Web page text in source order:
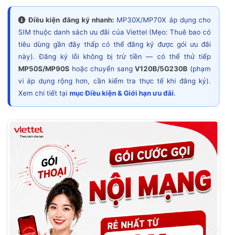
Điều kiện đăng ký nhanh: MP30X/MP70X áp dụng cho
SIM thuộc danh sách ưu đãi của Viettel (Mẹo: Thuê bao có
tiêu dùng gần đây thấp có thể đăng ký được gói ưu đãi
này). Đăng ký lỗi không bị trừ tiền — có thể thử tiếp
MP50S/MP90S hoặc chuyển sangV120B/5G230B (phạm
vi áp dụng rộng hơn, cần kiểm tra thực tế khi đăng ký).
Xem chi tiết tại mục Điều kiện & Giới hạn ưu đãi.